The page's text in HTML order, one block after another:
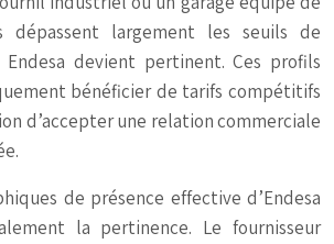
dépassent largement les seuils de
Endesa devient pertinent. Ces profils
bénéficier de tarifs compétitifs
d’accepter une relation commerciale
de présence effective d’Endesa
la pertinence. Le fournisseur